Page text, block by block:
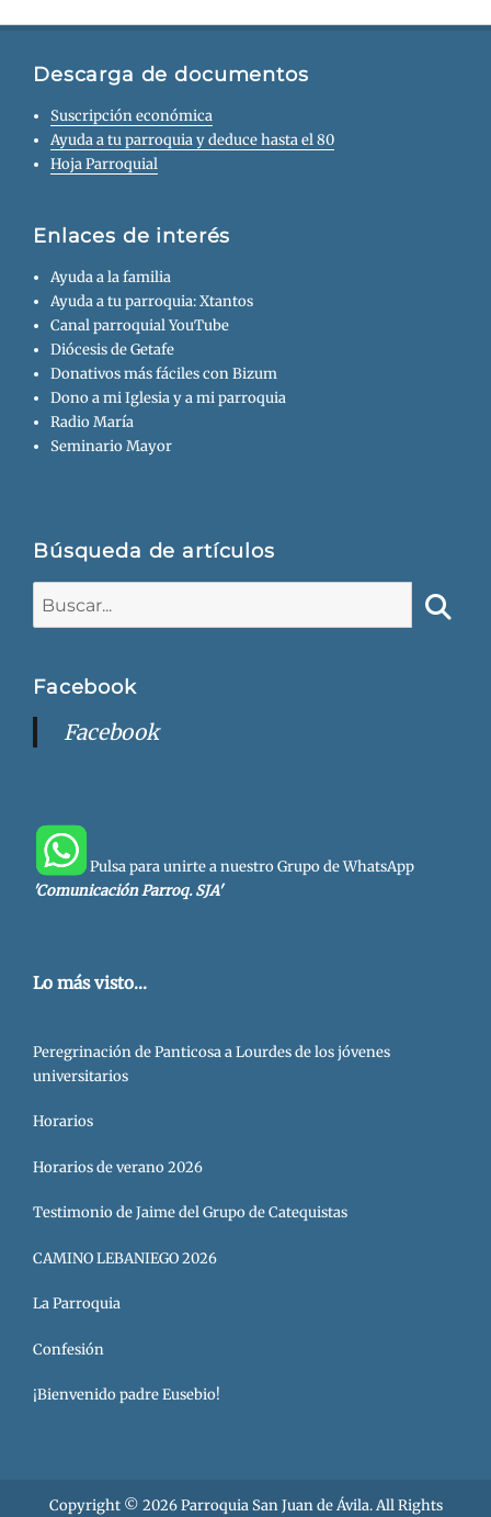
Descarga de documentos
Suscripción económica
Ayuda a tu parroquia y deduce hasta el 80
Hoja Parroquial
Enlaces de interés
Ayuda a la familia
Ayuda a tu parroquia: Xtantos
Canal parroquial YouTube
Diócesis de Getafe
Donativos más fáciles con Bizum
Dono a mi Iglesia y a mi parroquia
Radio María
Seminario Mayor
Búsqueda de artículos
Facebook
Facebook
Pulsa para unirte a nuestro Grupo de WhatsApp
'Comunicación Parroq. SJA'
Lo más visto...
Peregrinación de Panticosa a Lourdes de los jóvenes
universitarios
Horarios
Horarios de verano 2026
Testimonio de Jaime del Grupo de Catequistas
CAMINO LEBANIEGO 2026
La Parroquia
Confesión
¡Bienvenido padre Eusebio!
Copyright © 2026Parroquia San Juan de Ávila. All Rights